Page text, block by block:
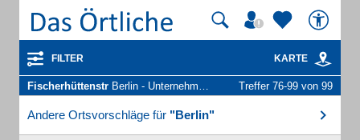
FILTER KARTE
Fischerhüttenstr Berlin - Unternehmen und Personen Treffer 76-99 von 99
Andere Ortsvorschläge für "Berlin"